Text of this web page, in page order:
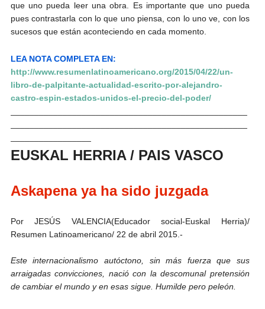
que uno pueda leer una obra. Es importante que uno pueda
pues contrastarla con lo que uno piensa, con lo uno ve, con los
sucesos que están aconteciendo en cada momento.
LEA NOTA COMPLETA EN:
http://www.resumenlatinoamericano.org/2015/04/22/un-
libro-de-palpitante-actualidad-escrito-por-alejandro-
castro-espin-estados-unidos-el-precio-del-poder/
EUSKAL HERRIA / PAIS VASCO
Askapena ya ha sido juzgada
Por JESÚS VALENCIA(Educador social-Euskal Herria)/
Resumen Latinoamericano/ 22 de abril 2015.-
Este internacionalismo autóctono, sin más fuerza que sus
arraigadas convicciones, nació con la descomunal pretensión
de cambiar el mundo y en esas sigue. Humilde pero peleón.